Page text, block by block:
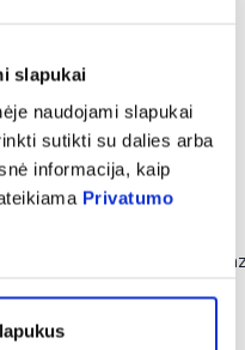
slapukai
naudojami slapukai
sutikti su dalies arba
informacija, kaip
Privatumo
DELIA makiažo